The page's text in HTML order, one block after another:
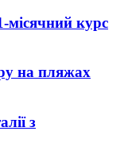
місячний курс
на пляжах
з